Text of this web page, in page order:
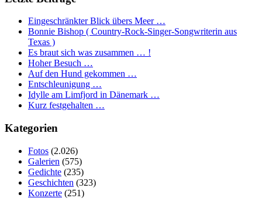
Eingeschränkter Blick übers Meer …
Bonnie Bishop ( Country-Rock-Singer-Songwriterin aus
Texas )
Es braut sich was zusammen … !
Hoher Besuch …
Auf den Hund gekommen …
Entschleunigung …
Idylle am Limfjord in Dänemark …
Kurz festgehalten …
Kategorien
Fotos (2.026)
Galerien (575)
Gedichte (235)
Geschichten (323)
Konzerte (251)